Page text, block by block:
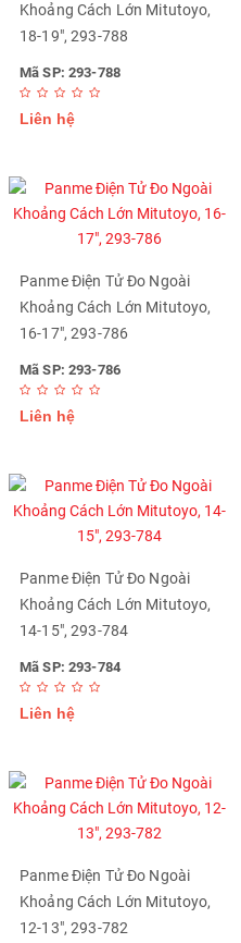
Khoảng Cách Lớn Mitutoyo,
18-19", 293-788
Mã SP: 293-788
Liên hệ
Panme Điện Tử Đo Ngoài
Khoảng Cách Lớn Mitutoyo,
16-17", 293-786
Mã SP: 293-786
Liên hệ
Panme Điện Tử Đo Ngoài
Khoảng Cách Lớn Mitutoyo,
14-15", 293-784
Mã SP: 293-784
Liên hệ
Panme Điện Tử Đo Ngoài
Khoảng Cách Lớn Mitutoyo,
12-13", 293-782